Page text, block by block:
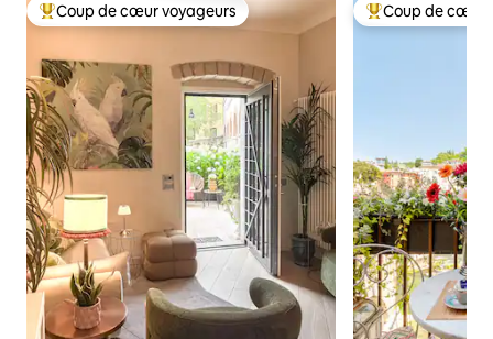
Coups de cœur voyageurs les plus appréciés
Coup de cœur voyageurs Coups de cœur
Coup de cœur